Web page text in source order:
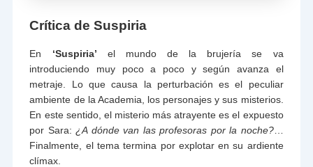
Crítica de Suspiria
En ‘Suspiria’ el mundo de la brujería se va
introduciendo muy poco a poco y según avanza el
metraje. Lo que causa la perturbación es el peculiar
ambiente de la Academia, los personajes y sus misterios.
En este sentido, el misterio más atrayente es el expuesto
por Sara: ¿A dónde van las profesoras por la noche?…
Finalmente, el tema termina por explotar en su ardiente
clímax.